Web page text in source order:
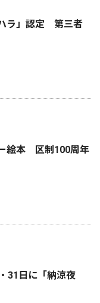
ラ」認定 第三者
絵本 区制100周年
31日に「納涼夜